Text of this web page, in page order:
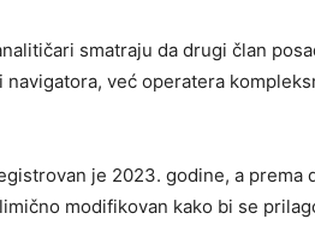
smatraju da drugi član
već operatera
je 2023. godine, a prema
modifikovan kako bi se